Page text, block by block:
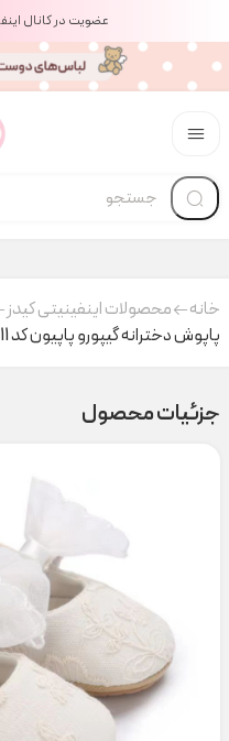
عضویت در کانال
خانه محصولات اینفینیتی کیدز
پاپوش دخترانه گیپورو پاپیون کد H000111
جزئیات محصول